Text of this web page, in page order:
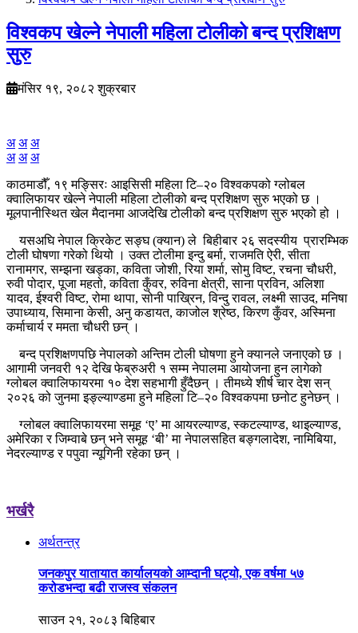
विश्वकप खेल्ने नेपाली महिला टोलीको बन्द प्रशिक्षण
सुरु
मंसिर १९, २०८२ शुक्रबार
अ अ अ
अ अ अ
काठमाडौँ, १९ मङ्सिरः आइसिसी महिला टि–२० विश्वकपको ग्लोबल
क्वालिफायर खेल्ने नेपाली महिला टोलीको बन्द प्रशिक्षण सुरु भएको छ ।
मूलपानीस्थित खेल मैदानमा आजदेखि टोलीको बन्द प्रशिक्षण सुरु भएको हो ।
यसअघि नेपाल क्रिकेट सङ्घ (क्यान) ले बिहीबार २६ सदस्यीय प्रारम्भिक
टोली घोषणा गरेको थियो । उक्त टोलीमा इन्दु बर्मा, राजमति ऐरी, सीता
रानामगर, सम्झना खड्का, कविता जोशी, रिया शर्मा, सोमु विष्ट, रचना चौधरी,
रुवी पोदार, पूजा महतो, कविता कुँवर, रुविना क्षेत्री, साना प्रविन, अलिशा
यादव, ईश्वरी विष्ट, रोमा थापा, सोनी पाख्रिन, विन्दु रावल, लक्ष्मी साउद, मनिषा
उपाध्याय, सिमाना केसी, अनु कडायत, काजोल श्रेष्ठ, किरण कुँवर, अस्मिना
कर्माचार्य र ममता चौधरी छन् ।
बन्द प्रशिक्षणपछि नेपालको अन्तिम टोली घोषणा हुने क्यानले जनाएको छ ।
आगामी जनवरी १२ देखि फेब्रुअरी १ सम्म नेपालमा आयोजना हुन लागेको
ग्लोबल क्वालिफायरमा १० देश सहभागी हुँदैछन् । तीमध्ये शीर्ष चार देश सन्
२०२६ को जुनमा इङ्ल्याण्डमा हुने महिला टि–२० विश्वकपमा छनोट हुनेछन् ।
ग्लोबल क्वालिफायरमा समूह ‘ए’ मा आयरल्याण्ड, स्कटल्याण्ड, थाइल्याण्ड,
अमेरिका र जिम्वाबे छन् भने समूह ‘बी’ मा नेपालसहित बङ्गलादेश, नामिबिया,
नेदरल्याण्ड र पपुवा न्यूगिनी रहेका छन् ।
भर्खरै
अर्थतन्त्र
जनकपुर यातायात कार्यालयको आम्दानी घट्यो, एक वर्षमा ५७
करोडभन्दा बढी राजस्व संकलन
साउन २१, २०८३ बिहिबार